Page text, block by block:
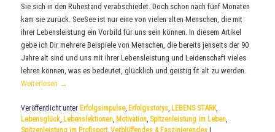
Sie sich in den Ruhestand verabschiedet. Doch schon nach fünf Monaten
kam sie zurück. SeeSee ist nur eine von vielen alten Menschen, die mit
ihrer Lebensleistung ein Vorbild für uns sein können. In diesem Artikel
gebe ich Dir mehrere Beispiele von Menschen, die bereits jenseits der 90
Jahre alt sind und uns mit ihrer Lebensleistung und Leidenschaft vieles
lehren können, was es bedeutet, glücklich und geistig fit alt zu werden.
Weiterlesen →
Veröffentlicht unter Erfolgsimpulse, Erfolgsstorys, LEBENS STARK,
Lebensglück, Lebenslektionen, Motivation, Spitzenleistung im Leben,
Spitzenleistung im Profisport,Verblüffendes & Faszinierendes